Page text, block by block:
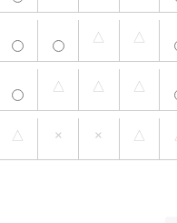
△ △
五分袖/L-
五分袖/3
L-4L
△
五分袖/5
△
五分袖/7
△
長
五分袖/L-
△
五分袖/3
×
五分袖/5
×
五分袖/7
△
長